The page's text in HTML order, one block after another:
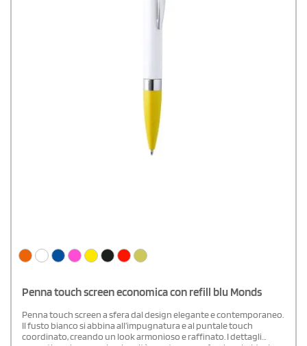
Penna touch screen economica con refill blu Monds
Penna touch screen a sfera dal design elegante e contemporaneo.
Il fusto bianco si abbina all’impugnatura e al puntale touch
coordinato, creando un look armonioso e raffinato. I dettagli